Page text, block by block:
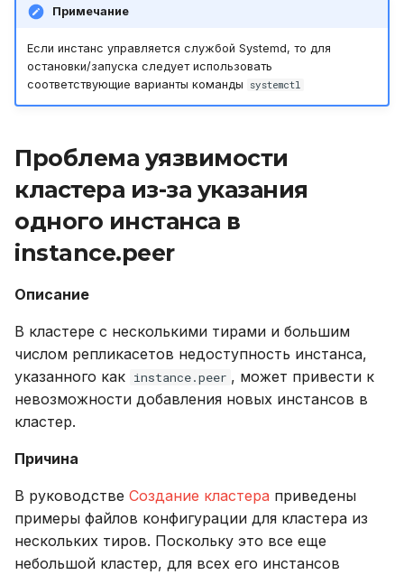
Примечание
Если инстанс управляется службой Systemd, то для
остановки/запуска следует использовать
соответствующие варианты команды
systemctl
Проблема уязвимости
кластера из-за указания
одного инстанса в
instance.peer
Описание
В кластере с несколькими тирами и большим
числом репликасетов недоступность инстанса,
указанного как instance.peer , может привести к
невозможности добавления новых инстансов в
кластер.
Причина
В руководстве Создание кластера приведены
примеры файлов конфигурации для кластера из
нескольких тиров. Поскольку это все еще
небольшой кластер, для всех его инстансов